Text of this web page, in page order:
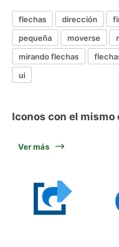
flechas dirección
pequeña
moverse
mirando flechas
ui
Iconos con el
Ver más